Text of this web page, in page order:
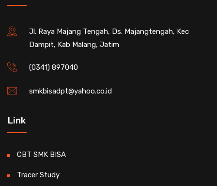
Jl. Raya Majang Tengah, Ds. Majangtengah, Kec
Dampit, Kab Malang, Jatim
(0341) 897040
smkbisadpt@yahoo.co.id
Link
CBT SMK BISA
Tracer Study